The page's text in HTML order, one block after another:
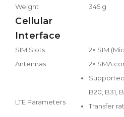
Weight
345 g
Cellular
Interface
SIM Slots
2× SIM
Antennas
2× SMA
LTE Parameters
B20, B31,
Transfer